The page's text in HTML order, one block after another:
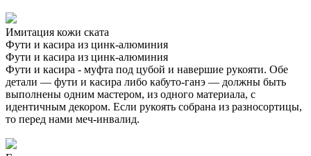
Имитация кожи ската
Фути и касира из цинк-алюминия
Фути и касира из цинк-алюминия
Фути и касира - муфта под цубой и навершие рукояти. Обе
детали — фути и касира либо кабуто-ганэ — должны быть
выполнены одним мастером, из одного материала, с
идентичным декором. Если рукоять собрана из разносортицы,
то перед нами меч-инвалид.